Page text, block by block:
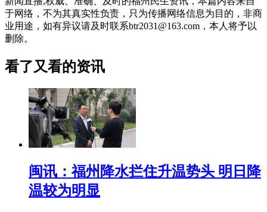
于网络，不为其真实性负责，只为传播网络信息为目的，非商
业用途，如有异议请及时联系btr2031@163.com，本人将予以
删除。
看了又看的资讯
闽讯：福州降水拦住升温势头 明日降
温较为明显